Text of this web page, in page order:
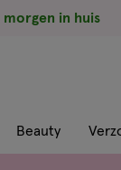
morgen in huis
Beauty